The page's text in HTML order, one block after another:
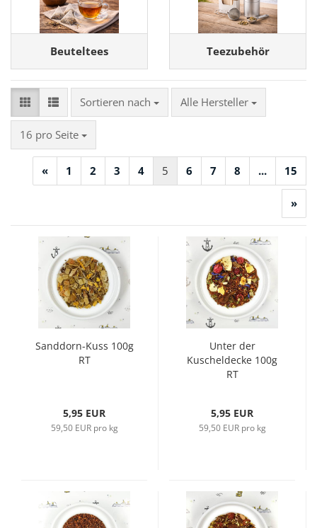
Beuteltees Teezubehör
Sortieren nach
Sortieren nach Alle Hersteller
16 pro Seite
pro Seite
« 1 2 3 4 5 6 7 8 ... 15
»
Sanddorn-Kuss 100g
RT
5,95 EUR
59,50 EUR pro kg
Unter der
Kuscheldecke 100g
RT
5,95 EUR
59,50 EUR pro kg